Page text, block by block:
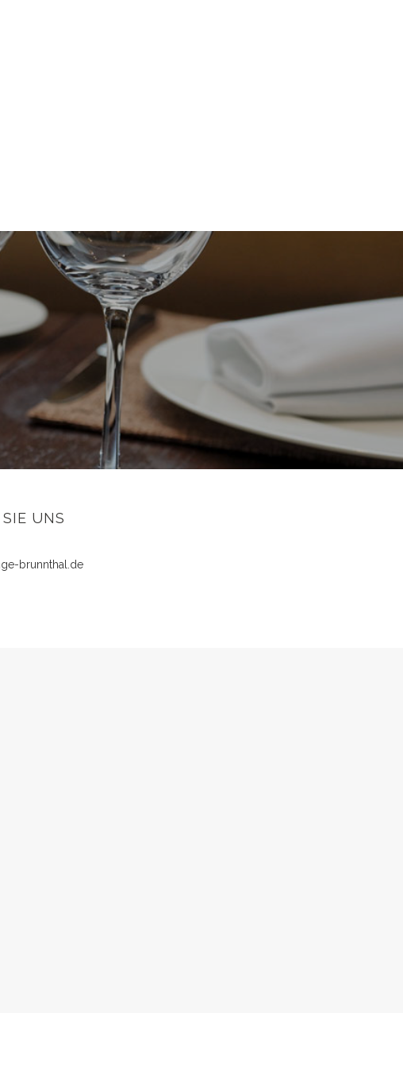
UNS
brunnthal.de